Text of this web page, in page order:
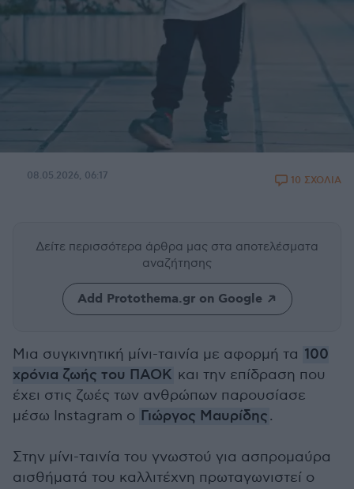
08.05.2026, 06:17 10 ΣΧΟΛΙΑ
Δείτε περισσότερα άρθρα μας στα αποτελέσματα
αναζήτησης
Add Protothema.gr on Google
Μια συγκινητική μίνι-ταινία με αφορμή τα 100
χρόνια ζωής του ΠΑΟΚ και την επίδραση που
έχει στις ζωές των ανθρώπων παρουσίασε
μέσω Instagram ο Γιώργος Μαυρίδης.
Στην μίνι-ταινία του γνωστού για ασπρομαύρα
αισθήματά του καλλιτέχνη πρωταγωνιστεί ο